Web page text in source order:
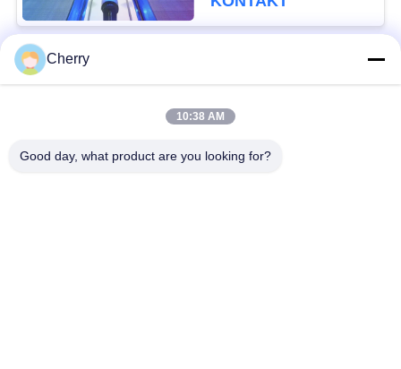
weniger Aufzug
Cherry
10:38 AM
Good day, what product are you looking for?